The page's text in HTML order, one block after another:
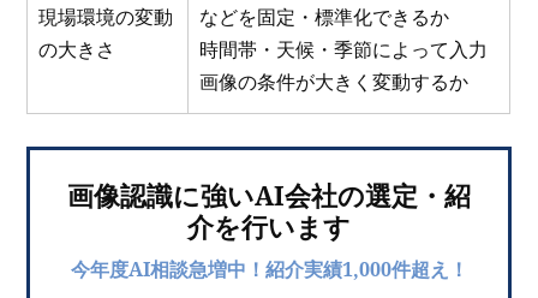
現場環境の変動
の大きさ
などを固定・標準化できるか
時間帯・天候・季節によって入力
画像の条件が大きく変動するか
画像認識に強いAI会社の選定・紹
介を行います
今年度AI相談急増中！紹介実績1,000件超え！